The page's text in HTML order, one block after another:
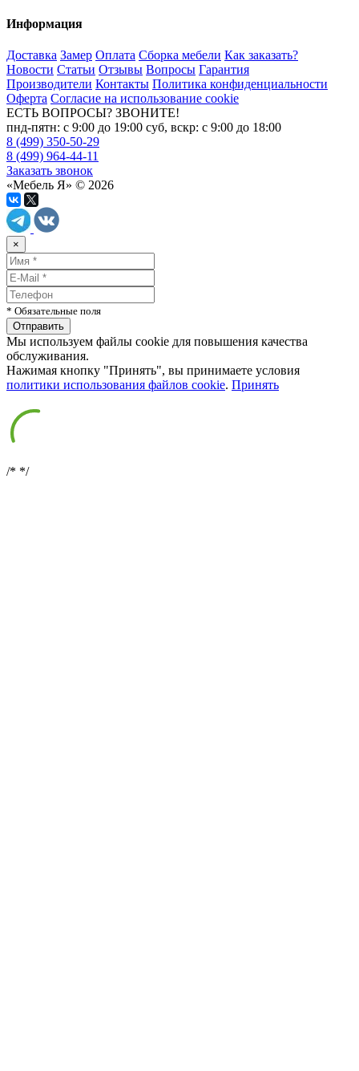
Информация
Доставка Замер Оплата Сборка мебели Как заказать?
Новости Статьи Отзывы Вопросы Гарантия
Производители Контакты Политика конфиденциальности
Оферта Согласие на использование cookie
ЕСТЬ ВОПРОСЫ? ЗВОНИТЕ!
пнд-пятн: с 9:00 до 19:00 суб, вскр: с 9:00 до 18:00
8 (499) 350-50-29
8 (499) 964-44-11
Заказать звонок
«Мебель Я» © 2026
×
* Обязательные поля
Мы используем файлы cookie для повышения качества
обслуживания.
Нажимая кнопку "Принять", вы принимаете условия
политики использования файлов cookie. Принять
/* */